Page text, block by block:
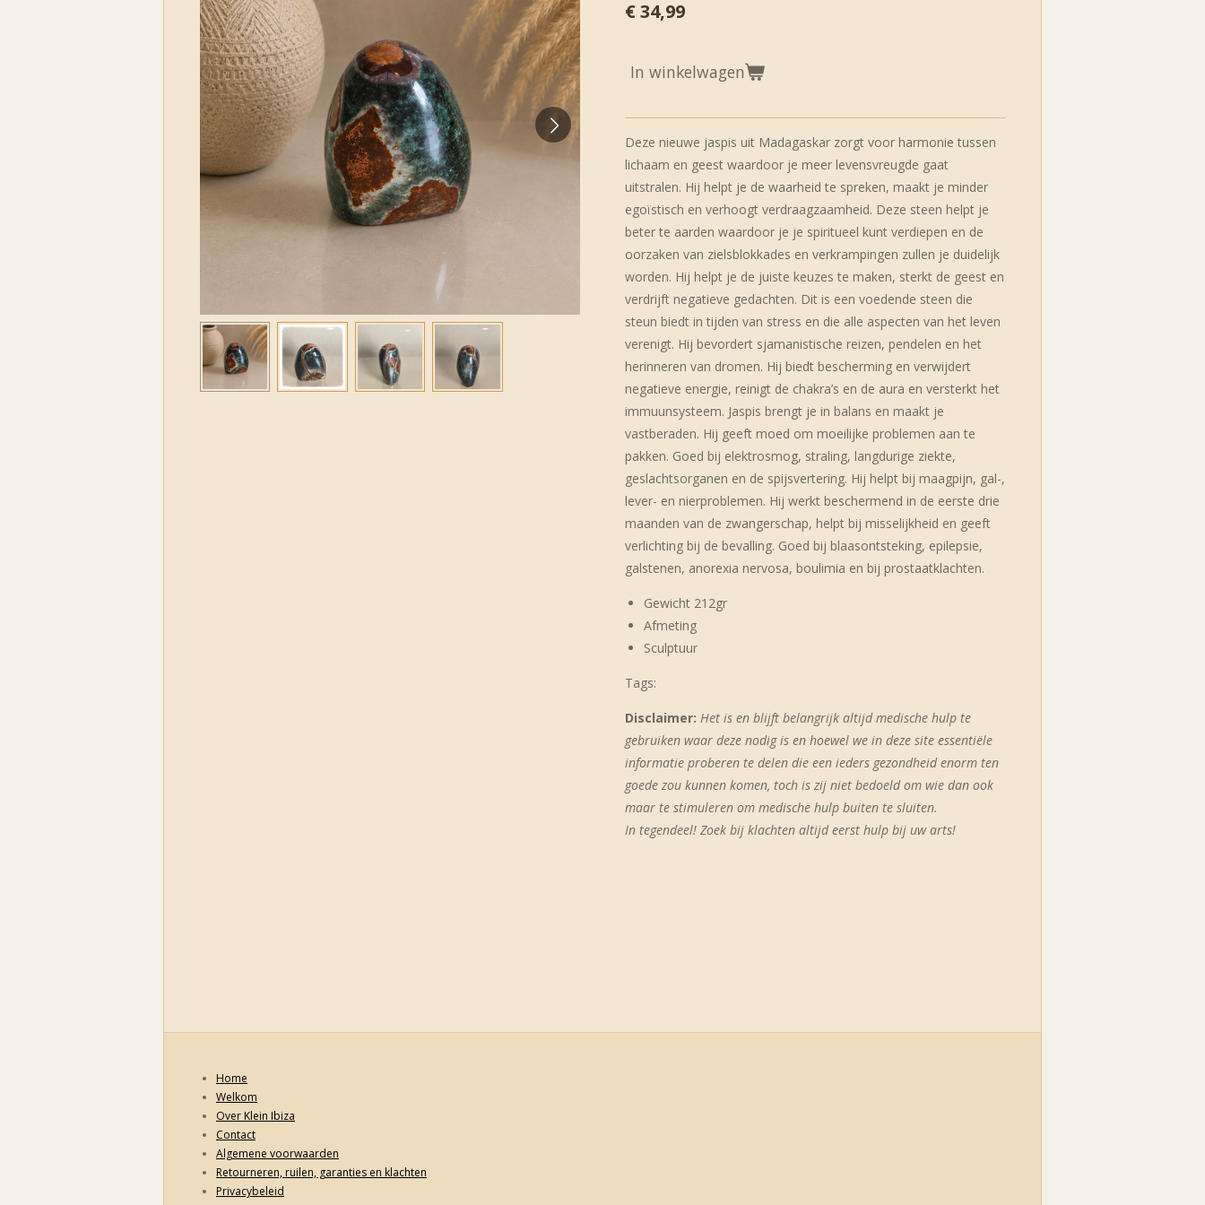
€ 34,99
In winkelwagen
Deze nieuwe jaspis uit Madagaskar zorgt voor harmonie tussen
lichaam en geest waardoor je meer levensvreugde gaat
uitstralen. Hij helpt je de waarheid te spreken, maakt je minder
egoïstisch en verhoogt verdraagzaamheid. Deze steen helpt je
beter te aarden waardoor je je spiritueel kunt verdiepen en de
oorzaken van zielsblokkades en verkrampingen zullen je duidelijk
worden. Hij helpt je de juiste keuzes te maken, sterkt de geest en
verdrijft negatieve gedachten. Dit is een voedende steen die
steun biedt in tijden van stress en die alle aspecten van het leven
verenigt. Hij bevordert sjamanistische reizen, pendelen en het
herinneren van dromen. Hij biedt bescherming en verwijdert
negatieve energie, reinigt de chakra’s en de aura en versterkt het
immuunsysteem. Jaspis brengt je in balans en maakt je
vastberaden. Hij geeft moed om moeilijke problemen aan te
pakken. Goed bij elektrosmog, straling, langdurige ziekte,
geslachtsorganen en de spijsvertering. Hij helpt bij maagpijn, gal-,
lever- en nierproblemen. Hij werkt beschermend in de eerste drie
maanden van de zwangerschap, helpt bij misselijkheid en geeft
verlichting bij de bevalling. Goed bij blaasontsteking, epilepsie,
galstenen, anorexia nervosa, boulimia en bij prostaatklachten.
Gewicht 212gr
Afmeting
Sculptuur
Tags:
Disclaimer: Het is en blijft belangrijk altijd medische hulp te
gebruiken waar deze nodig is en hoewel we in deze site essentiële
informatie proberen te delen die een ieders gezondheid enorm ten
goede zou kunnen komen, toch is zij niet bedoeld om wie dan ook
maar te stimuleren om medische hulp buiten te sluiten.
In tegendeel! Zoek bij klachten altijd eerst hulp bij uw arts!
Home
Welkom
Over Klein Ibiza
Contact
Algemene voorwaarden
Retourneren, ruilen, garanties en klachten
Privacybeleid